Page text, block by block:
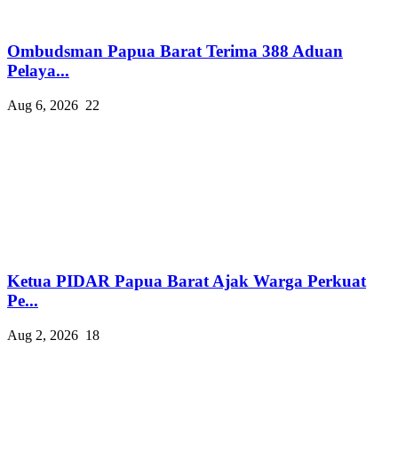
Ombudsman Papua Barat Terima 388 Aduan
Pelaya...
Aug 6, 2026 22
Ketua PIDAR Papua Barat Ajak Warga Perkuat
Pe...
Aug 2, 2026 18